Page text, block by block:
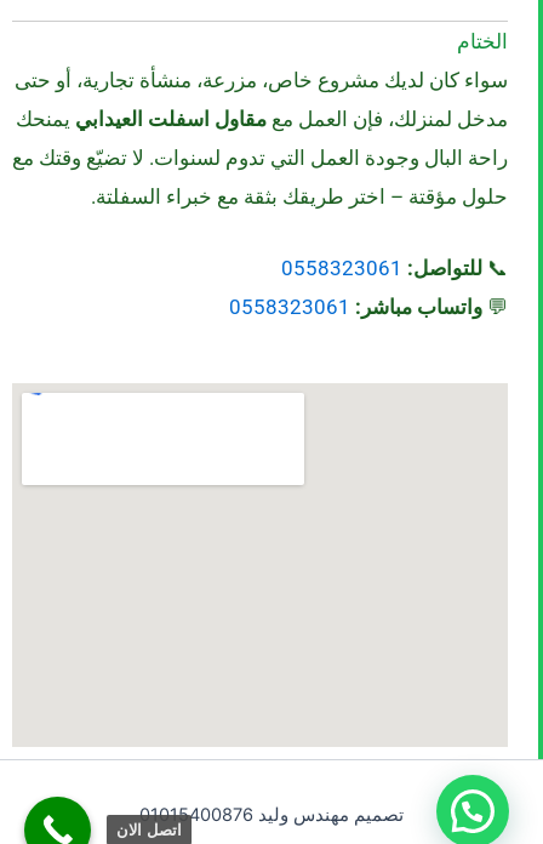
الختام
سواء كان لديك مشروع خاص، مزرعة، منشأة تجارية، أو حتى
مدخل لمنزلك، فإن العمل مع مقاول اسفلت العيدابي يمنحك
راحة البال وجودة العمل التي تدوم لسنوات. لا تضيّع وقتك مع
حلول مؤقتة – اختر طريقك بثقة مع خبراء السفلتة.
📞 للتواصل: 0558323061
💬 واتساب مباشر: 0558323061
تصميم مهندس وليد 01015400876
اتصل الان